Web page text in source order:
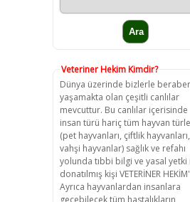
Veteriner Hekim Kimdir?
Dünya üzerinde bizlerle beraber
yaşamakta olan çeşitli canlılar
mevcuttur. Bu canlılar içerisinde
insan türü hariç tüm hayvan
(pet hayvanları, çiftlik hayvanları,
vahşi hayvanlar) sağlık ve refahı
yolunda tıbbi bilgi ve yasal yetki
donatılmış kişi VETERİNER
Ayrıca hayvanlardan insanlara
geçebilecek tüm hastalıkların